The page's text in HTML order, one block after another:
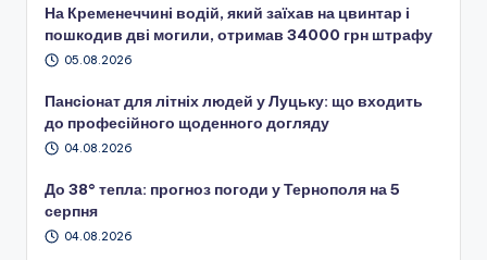
На Кременеччині водій, який заїхав на цвинтар і
пошкодив дві могили, отримав 34000 грн штрафу
05.08.2026
Пансіонат для літніх людей у Луцьку: що входить
до професійного щоденного догляду
04.08.2026
До 38° тепла: прогноз погоди у Тернополя на 5
серпня
04.08.2026